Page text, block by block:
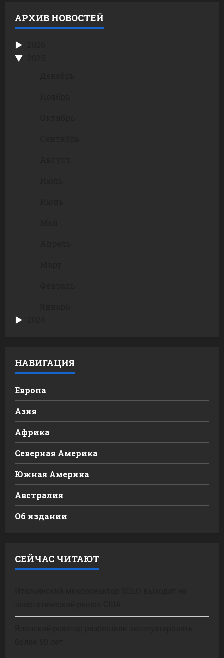
АРХИВ НОВОСТЕЙ
НАВИГАЦИЯ
Европа
Азия
Африка
Северная Америка
Южная Америка
Австралия
Об издании
СЕЙЧАС ЧИТАЮТ